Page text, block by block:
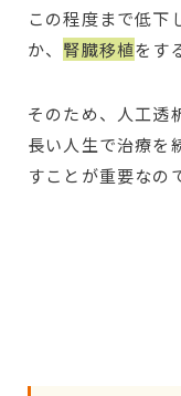
この程度まで低下
か、 腎臓移植をす
そのため、人工透
長い人生で治療を
すことが重要なの